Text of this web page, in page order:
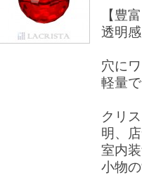
【豊
透明
穴に
軽量
クリ
明、
室内
小物